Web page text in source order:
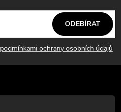
podmínkami ochrany osobních údajů
ODEBÍRAT